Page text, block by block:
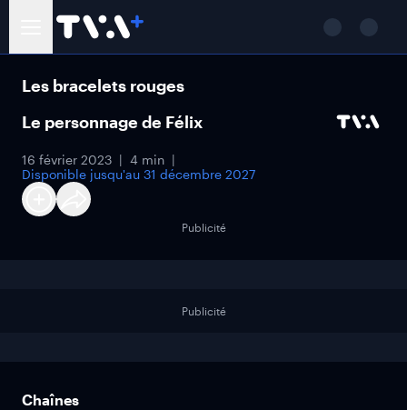
Les bracelets rouges
Le personnage de Félix
16 février 2023
4 min
Disponible jusqu'au 31 décembre 2027
Publicité
Publicité
Chaînes